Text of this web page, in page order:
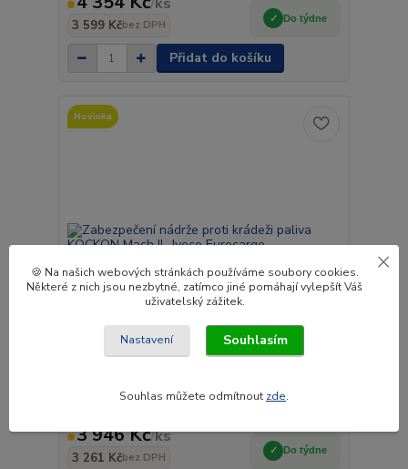
3 599 Kčbez DPH
Do týdne
Přidat do košíku
Novinka
Mach II- Iveco Eurocargo
3 946 Kč/ks
3 261 Kčbez DPH
Do týdne
🍪 Na našich webových stránkách používáme soubory cookies.
Některé z nich jsou nezbytné, zatímco jiné pomáhají vylepšít Váš
uživatelský zážitek.
Nastavení Souhlasím
Souhlas můžete odmítnout zde.